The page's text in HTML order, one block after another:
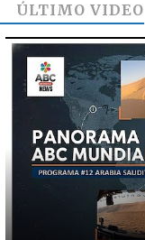
ÚLTIMO VIDEO